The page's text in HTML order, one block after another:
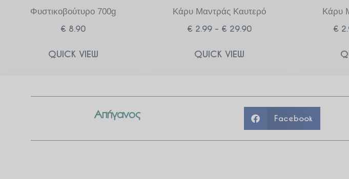
Φυστικοβούτυρο 700g
€ 8.90
QUICK VIEW
Κάρυ Μαντράς Καυτερό
€2.99 – €29.90
QUICK VIEW
Κάρυ
€
Απήγανος Facebook